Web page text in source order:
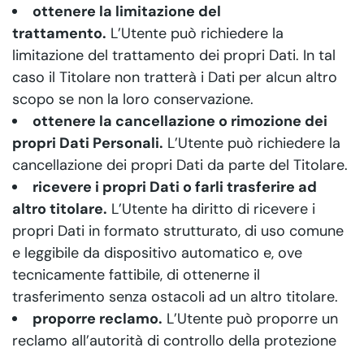
ottenere la limitazione del
trattamento. L’Utente può richiedere la
limitazione del trattamento dei propri Dati. In tal
caso il Titolare non tratterà i Dati per alcun altro
scopo se non la loro conservazione.
ottenere la cancellazione o rimozione dei
propri Dati Personali. L’Utente può richiedere la
cancellazione dei propri Dati da parte del Titolare.
ricevere i propri Dati o farli trasferire ad
altro titolare. L’Utente ha diritto di ricevere i
propri Dati in formato strutturato, di uso comune
e leggibile da dispositivo automatico e, ove
tecnicamente fattibile, di ottenerne il
trasferimento senza ostacoli ad un altro titolare.
proporre reclamo. L’Utente può proporre un
reclamo all’autorità di controllo della protezione